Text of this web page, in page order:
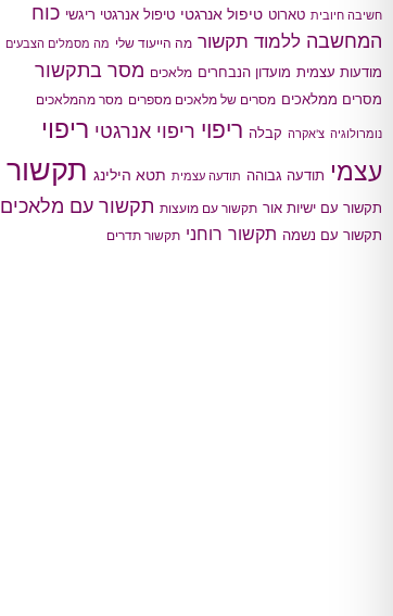
חשיבה חיובית טארוט טיפול אנרגטי טיפול אנרגטי ריגשי כוח
המחשבה ללמוד תקשור מה הייעוד שלי מה מסמלים הצבעים
מודעות עצמית מועדון הנבחרים מלאכים מסר בתקשור
מסרים ממלאכים מסרים של מלאכים מספרים מסר מהמלאכים
נומרולוגיה צ'אקרה קבלה ריפוי ריפוי אנרגטי ריפוי
עצמי תודעה גבוהה תודעה עצמית תטא הילינג תקשור
תקשור עם ישיות אור תקשור עם מועצות תקשור עם מלאכים
תקשור עם נשמה תקשור רוחני תקשור תדרים